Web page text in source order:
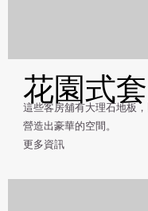
花園式
這些客房舖有大理石地板
營造出豪華的空間。
更多資訊